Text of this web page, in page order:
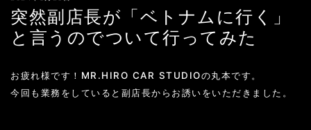
突然副店長が「ベトナムに行く」
と言うのでついて行ってみた
お疲れ様です！MR.HIRO CAR STUDIOの丸本です。
今回も業務をしていると副店長からお誘いをいただきました。